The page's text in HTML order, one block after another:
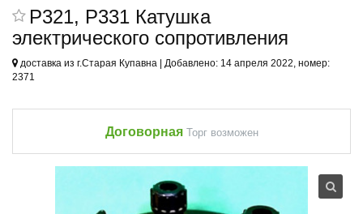
Р321, Р331 Катушка
электрического сопротивления
доставка из г.Старая Купавна | Добавлено: 14 апреля 2022, номер:
2371
Договорная Торг возможен